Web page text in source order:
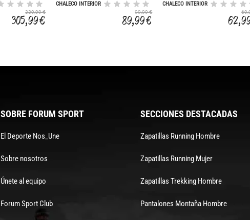
339,99 €
305,99 €
CHALECO INTERIOR
99,99 €
89,99 €
CHALECO INTERIOR
SOBRE FORUM SPORT
El Deporte Nos_Une
Sobre nosotros
Únete al equipo
Forum Sport Club
SECCIONES DESTACADAS
Zapatillas Running Hombre
Zapatillas Running Mujer
Zapatillas Trekking Hombre
Pantalones Montaña Hombre